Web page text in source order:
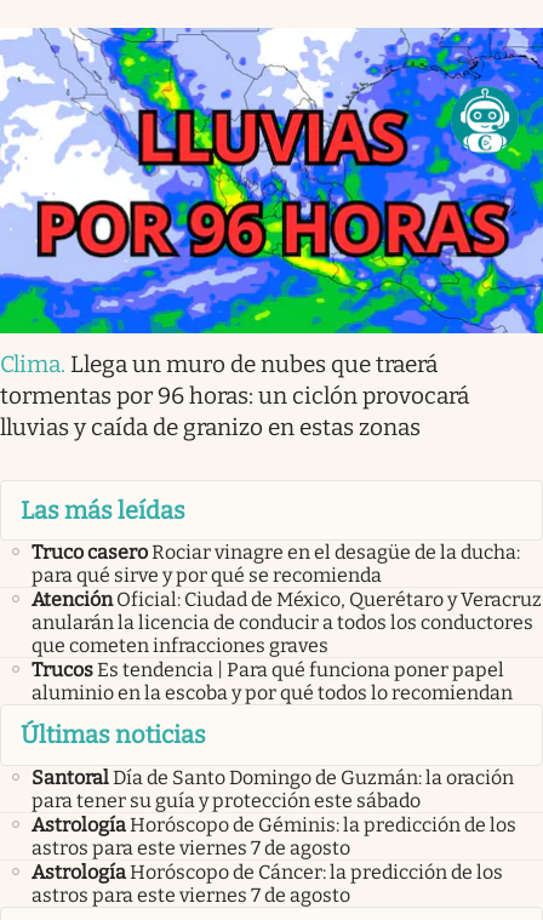
Clima. Llega un muro de nubes que traerá
tormentas por 96 horas: un ciclón provocará
lluvias y caída de granizo en estas zonas
Las más leídas
Truco caseroRociar vinagre en el desagüe de la ducha:
para qué sirve y por qué se recomienda
Atención Oficial: Ciudad de México, Querétaro y Veracruz
anularán la licencia de conducir a todos los conductores
que cometen infracciones graves
TrucosEs tendencia | Para qué funciona poner papel
aluminio en la escoba y por qué todos lo recomiendan
Últimas noticias
SantoralDía de Santo Domingo de Guzmán: la oración
para tener su guía y protección este sábado
AstrologíaHoróscopo de Géminis: la predicción de los
astros para este viernes 7 de agosto
AstrologíaHoróscopo de Cáncer: la predicción de los
astros para este viernes 7 de agosto